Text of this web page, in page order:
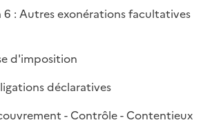
6 : Autres exonérations facultatives
d'imposition
déclaratives
- Contrôle - Contentieux